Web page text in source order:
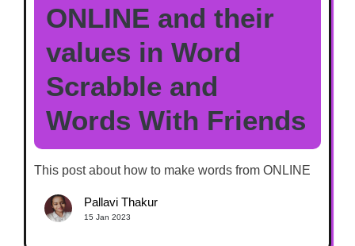
ONLINE and their
values in Word
Scrabble and
Words With Friends
This post about how to make words from ONLINE
Pallavi Thakur
15 Jan 2023